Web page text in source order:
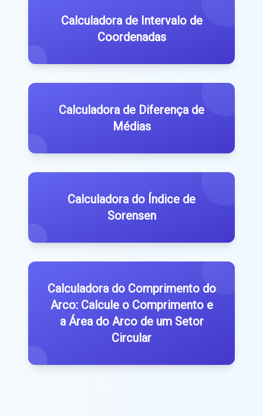
Calculadora de Intervalo de
Coordenadas
Calculadora de Diferença de
Médias
Calculadora do Índice de
Sorensen
Calculadora do Comprimento do
Arco: Calcule o Comprimento e
a Área do Arco de um Setor
Circular